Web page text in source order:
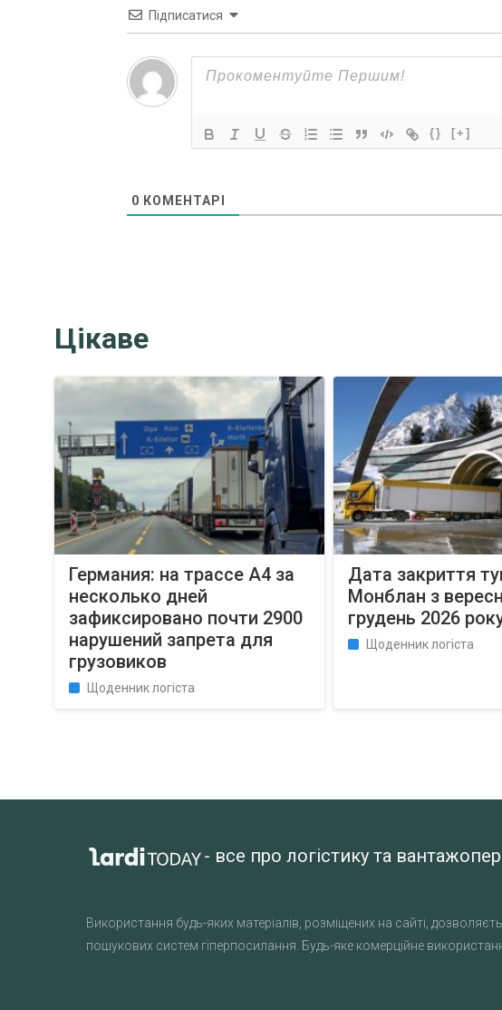
Підписатися
{} [+]
0 КОМЕНТАРІ
Цікаве
Германия: на трассе A4 за
несколько дней
зафиксировано почти 2900
нарушений запрета для
грузовиков
Щоденник логіста
Дата закриття
Монблан з
грудень 2026
Щоденник логіста
- все про логістику та
Використання будь-яких матеріалів, розміщених на сайті,
пошукових систем гіперпосилання. Будь-яке комерційне